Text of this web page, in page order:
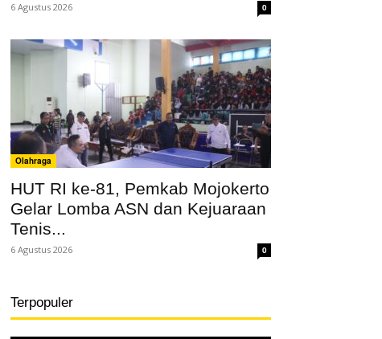
6 Agustus 2026 0
Olahraga
HUT RI ke-81, Pemkab Mojokerto
Gelar Lomba ASN dan Kejuaraan
Tenis...
6 Agustus 2026 0
Terpopuler